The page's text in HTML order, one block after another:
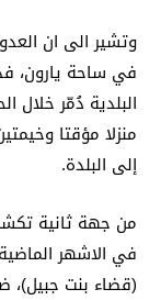
وتشير الى ان
في ساحة يارون،
البلدية دُمّر خلال
منزلا مؤقتا
إلى البلدة.
من جهة ثانية
في الاشهر
(قضاء بنت جبيل)،